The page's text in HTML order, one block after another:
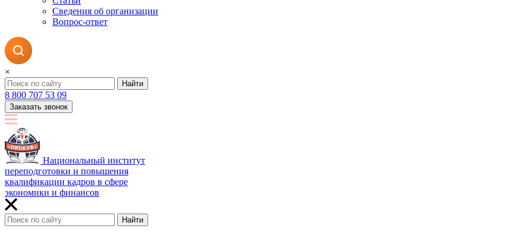
Сведения об организации
Вопрос-ответ
×
Найти
8 800 707 53 09
Заказать звонок
Национальный институт
переподготовки и повышения
квалификации кадров в сфере
экономики и финансов
Найти